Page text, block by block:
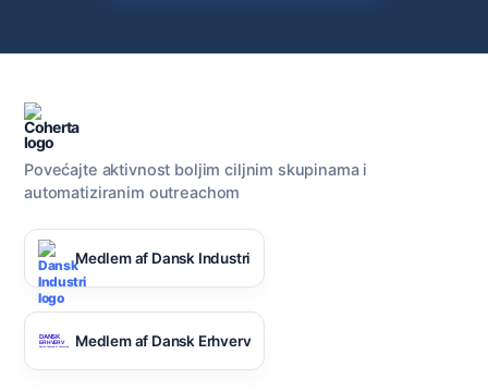
Povećajte aktivnost boljim ciljnim skupinama i
automatiziranim outreachom
Medlem af Dansk Industri
Medlem af Dansk Erhverv